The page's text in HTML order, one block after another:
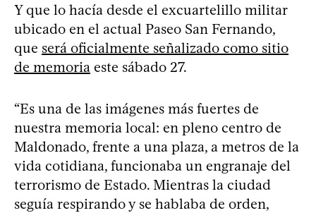
Y que lo hacía desde el excuartelillo militar
ubicado en el actual Paseo San Fernando,
que será oficialmente señalizado como sitio
de memoria este sábado 27.
“Es una de las imágenes más fuertes de
nuestra memoria local: en pleno centro de
Maldonado, frente a una plaza, a metros de la
vida cotidiana, funcionaba un engranaje del
terrorismo de Estado. Mientras la ciudad
seguía respirando y se hablaba de orden,